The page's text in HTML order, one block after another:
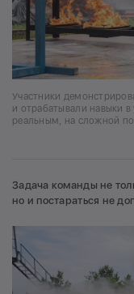
Участники
и отрабатывали навыки
реальным, на сложной
Задача команды не
но и постараться не